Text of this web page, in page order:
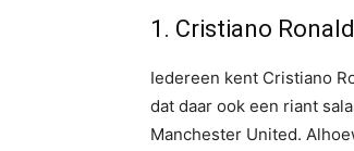
1. Cristiano
Iedereen kent Cristiano
dat daar ook een riant
Manchester United.